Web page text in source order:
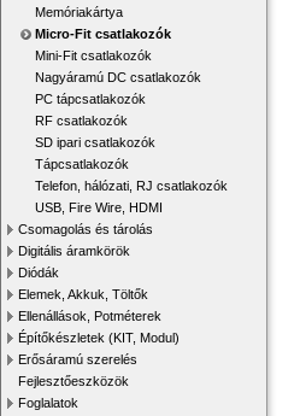
Memóriakártya
Micro-Fit csatlakozók
Mini-Fit csatlakozók
Nagyáramú DC csatlakozók
PC tápcsatlakozók
RF csatlakozók
SD ipari csatlakozók
Tápcsatlakozók
Telefon, hálózati, RJ csatlakozók
USB, Fire Wire, HDMI
Csomagolás és tárolás
Digitális áramkörök
Diódák
Elemek, Akkuk, Töltők
Ellenállások, Potméterek
Építőkészletek (KIT, Modul)
Erősáramú szerelés
Fejlesztőeszközök
Foglalatok